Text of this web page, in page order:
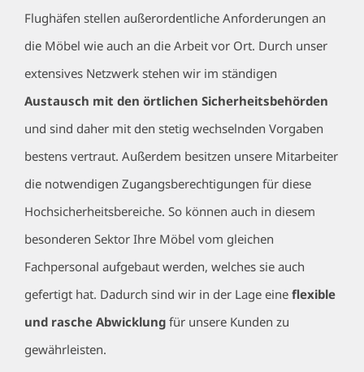
Flughäfen stellen außerordentliche Anforderungen an
die Möbel wie auch an die Arbeit vor Ort. Durch unser
extensives Netzwerk stehen wir im ständigen
Austausch mit den örtlichen Sicherheitsbehörden
und sind daher mit den stetig wechselnden Vorgaben
bestens vertraut. Außerdem besitzen unsere Mitarbeiter
die notwendigen Zugangsberechtigungen für diese
Hochsicherheitsbereiche. So können auch in diesem
besonderen Sektor Ihre Möbel vom gleichen
Fachpersonal aufgebaut werden, welches sie auch
gefertigt hat. Dadurch sind wir in der Lage eineflexible
und rasche Abwicklungfür unsere Kunden zu
gewährleisten.